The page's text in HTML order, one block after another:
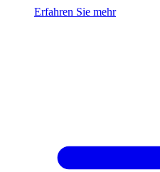
Erfahren Sie mehr